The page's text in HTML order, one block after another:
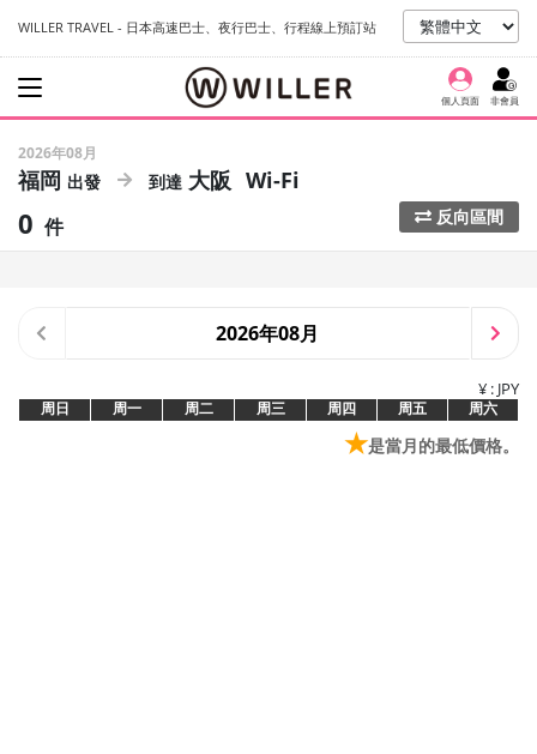
WILLER TRAVEL - 日本高速巴士、夜行巴士、行程線上預訂站
個人頁面 非會員
2026年08月
福岡 大阪 Wi-Fi
0 件 反向區間
2026年08月
¥ : JPY
周日 周一 周二 周三 周四 周五 周六
★是當月的最低價格。